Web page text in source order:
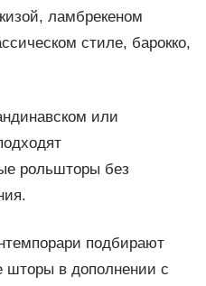
ламбрекеном
стиле, барокко,
или
рольшторы без
подбирают
шторы в дополнении с